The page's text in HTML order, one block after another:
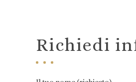
Richiedi